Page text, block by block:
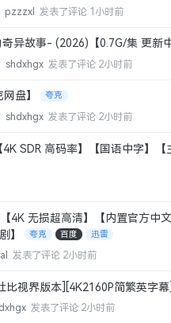
pzzzxl 发表了评论 1小时前
异故事- (2026)【0.7G/集 更新
shdxhgx 发表了评论 2小时前
盘】 夸克
shdxhgx 发表了评论 2小时前
SDR 高码率】【国语中字】【
4K 无损超高清】【内置官方中
】
夸克 百度 迅雷
发表了评论 2小时前
比视界版本][4K2160P简繁英字
发表了评论 2小时前